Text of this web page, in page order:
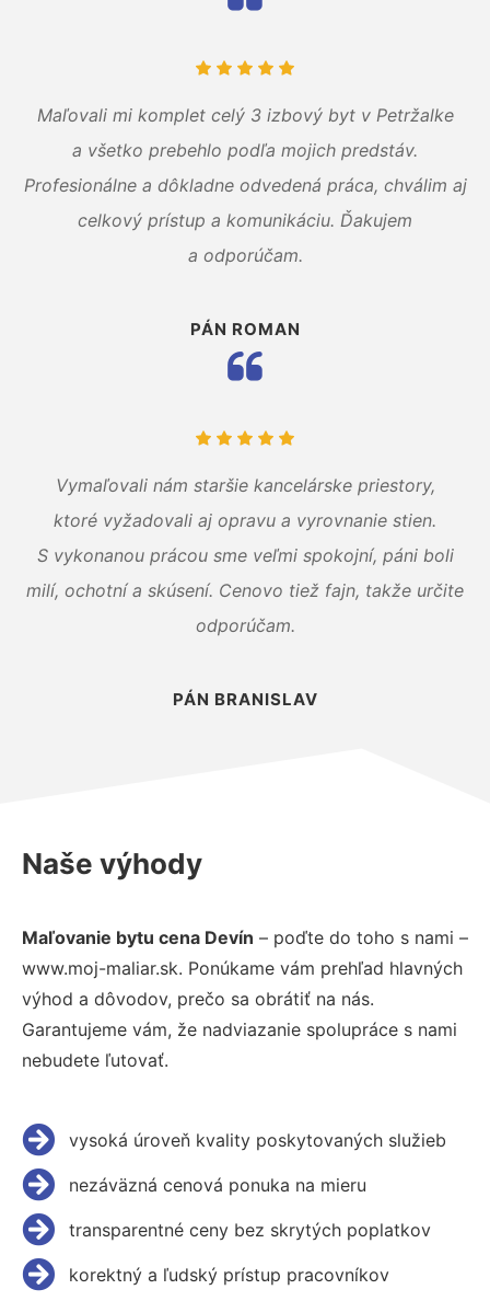
Maľovali mi komplet celý 3 izbový byt v Petržalke
a všetko prebehlo podľa mojich predstáv.
Profesionálne a dôkladne odvedená práca, chválim aj
celkový prístup a komunikáciu. Ďakujem
a odporúčam.
PÁN ROMAN
Vymaľovali nám staršie kancelárske priestory,
ktoré vyžadovali aj opravu a vyrovnanie stien.
S vykonanou prácou sme veľmi spokojní, páni boli
milí, ochotní a skúsení. Cenovo tiež fajn, takže určite
odporúčam.
PÁN BRANISLAV
Naše výhody
Maľovanie bytu cena Devín – poďte do toho s nami –
www.moj-maliar.sk. Ponúkame vám prehľad hlavných
výhod a dôvodov, prečo sa obrátiť na nás.
Garantujeme vám, že nadviazanie spolupráce s nami
nebudete ľutovať.
vysoká úroveň kvality poskytovaných služieb
nezáväzná cenová ponuka na mieru
transparentné ceny bez skrytých poplatkov
korektný a ľudský prístup pracovníkov